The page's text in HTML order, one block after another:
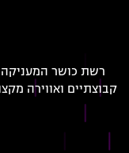
רשת כושר המעניקה
קבוצתיים ואווירה